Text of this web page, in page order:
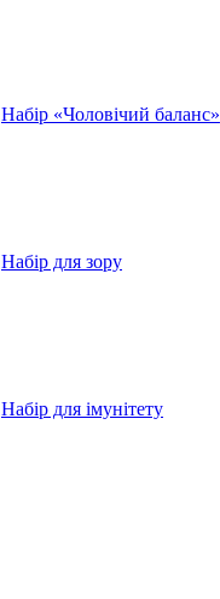
Набір «Чоловічий баланс»
Набір для зору
Набір для імунітету